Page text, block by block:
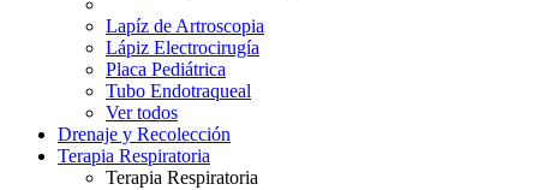
Lapíz de Artroscopia
Lápiz Electrocirugía
Placa Pediátrica
Tubo Endotraqueal
Ver todos
Drenaje y Recolección
Terapia Respiratoria
Terapia Respiratoria